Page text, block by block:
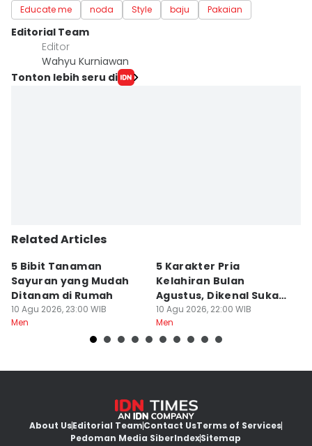
Educate me noda Style baju Pakaian
Editorial Team
Editor
Wahyu Kurniawan
Tonton lebih seru di
Related Articles
5 Bibit Tanaman
Sayuran yang Mudah
Ditanam di Rumah
10 Agu 2026, 23:00 WIB
Men
5 Karakter Pria
Kelahiran Bulan
Agustus, Dikenal Suka
Tantangan
10 Agu 2026, 22:00 WIB
Men
About UsEditorial TeamContact UsTerms of Services
Pedoman Media SiberIndexSitemap